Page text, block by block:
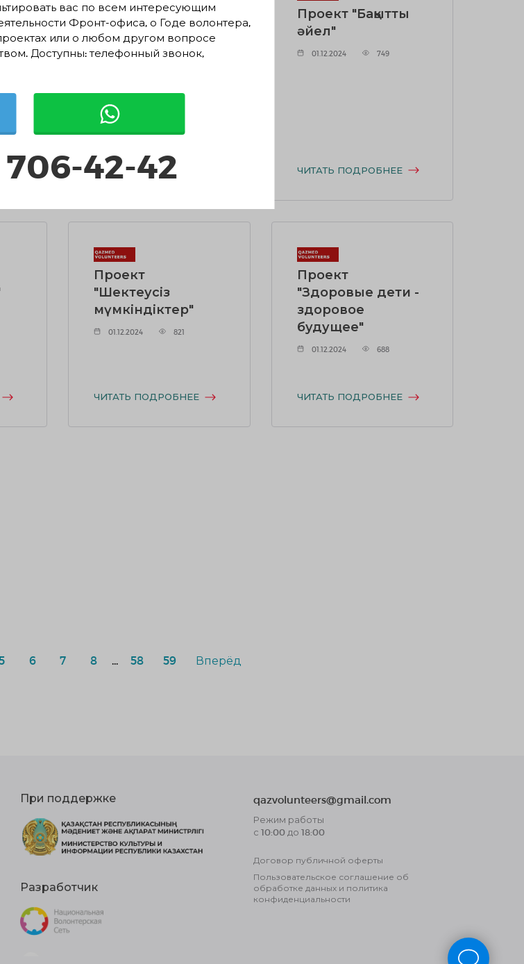
Проект
"Акселератор
серебряного
движении"
01.12.2024
ЧИТАТЬ ПОДРОБНЕЕ
Проект "Бақытты
әйел"
01.12.2024 749
ЧИТАТЬ ПОДРОБНЕЕ
Проект
"Шектеусіз
мүмкіндіктер"
01.12.2024 821
ЧИТАТЬ ПОДРОБНЕЕ
Проект
"Здоровые дети -
здоровое
будущее"
01.12.2024 688
ЧИТАТЬ ПОДРОБНЕЕ
6 7 8 58 59 Вперёд
При поддержке
Разработчик
qazvolunteers@gmail.com
Режим работы
с 10:00 до 18:00
Договор публичной оферты
Пользовательское соглашение об
обработке данных и политика
конфиденциальности
вас по всем интересующим
Фронт-офиса, о Годе волонтера,
или о любом другом вопросе
Доступны: телефонный звонок,
706-42-42